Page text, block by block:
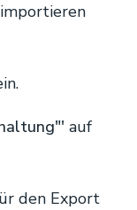
auf
den Export